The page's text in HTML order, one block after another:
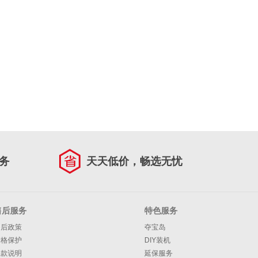
天天低价，畅选无忧
后服务
政策
保护
说明
特色服务
夺宝岛
DIY装机
延保服务